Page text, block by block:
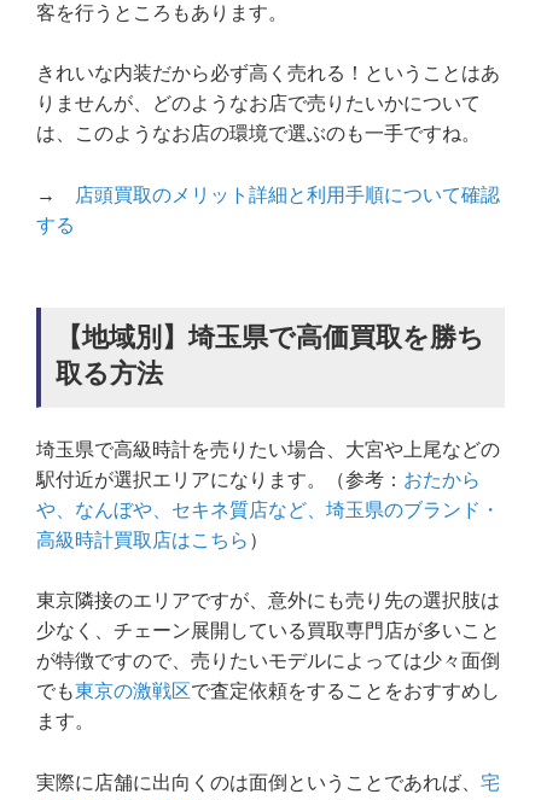
客を行うところもあります。
きれいな内装だから必ず高く売れる！ということはあ
りませんが、どのようなお店で売りたいかについて
は、このようなお店の環境で選ぶのも一手ですね。
→
店頭買取のメリット詳細と利用手順について確認
する
【地域別】埼玉県で高価買取を勝ち
取る方法
埼玉県で高級時計を売りたい場合、大宮や上尾などの
駅付近が選択エリアになります。（参考： おたから
や、なんぼや、セキネ質店など、埼玉県のブランド・
高級時計買取店はこちら ）
東京隣接のエリアですが、意外にも売り先の選択肢は
少なく、チェーン展開している買取専門店が多いこと
が特徴ですので、売りたいモデルによっては少々面倒
でも東京の激戦区で査定依頼をすることをおすすめし
ます。
実際に店舗に出向くのは面倒ということであれば、 宅